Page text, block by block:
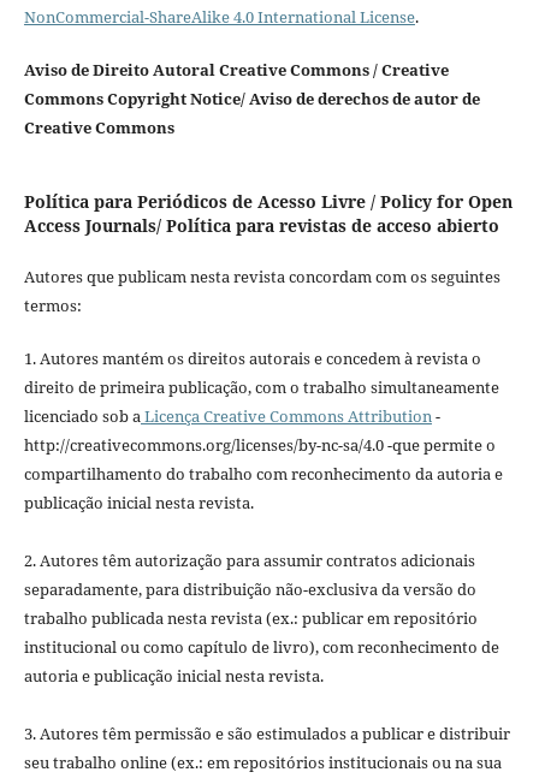
NonCommercial-ShareAlike 4.0 International License.
Aviso de Direito Autoral Creative Commons / Creative
Commons Copyright Notice/ Aviso de derechos de autor de
Creative Commons
Política para Periódicos de Acesso Livre / Policy for Open
Access Journals/ Política para revistas de acceso abierto
Autores que publicam nesta revista concordam com os seguintes
termos:
1. Autores mantém os direitos autorais e concedem à revista o
direito de primeira publicação, com o trabalho simultaneamente
licenciado sob a Licença Creative Commons Attribution -
http://creativecommons.org/licenses/by-nc-sa/4.0 -que permite o
compartilhamento do trabalho com reconhecimento da autoria e
publicação inicial nesta revista.
2. Autores têm autorização para assumir contratos adicionais
separadamente, para distribuição não-exclusiva da versão do
trabalho publicada nesta revista (ex.: publicar em repositório
institucional ou como capítulo de livro), com reconhecimento de
autoria e publicação inicial nesta revista.
3. Autores têm permissão e são estimulados a publicar e distribuir
seu trabalho online (ex.: em repositórios institucionais ou na sua